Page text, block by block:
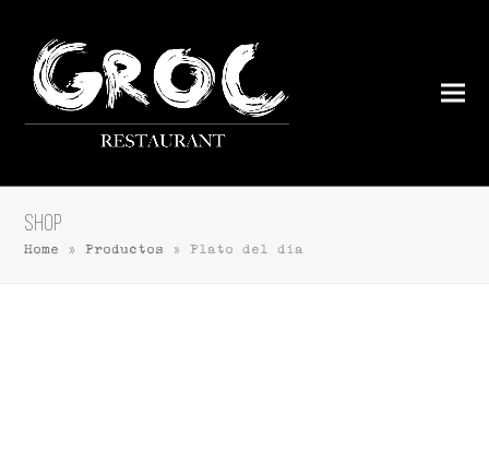
Shop
Home »Productos »Plato del día